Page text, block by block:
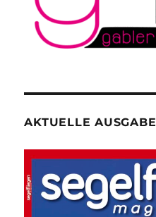
AKTUELLE AUSGABE